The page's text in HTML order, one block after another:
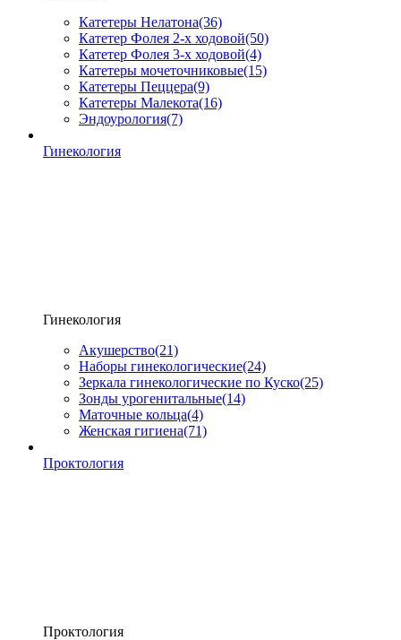
Катетеры Нелатона(36)
Катетер Фолея 2-х ходовой(50)
Катетер Фолея 3-х ходовой(4)
Катетеры мочеточниковые(15)
Катетеры Пеццера(9)
Катетеры Малекота(16)
Эндоурология(7)
Гинекология
Гинекология
Акушерство(21)
Наборы гинекологические(24)
Зеркала гинекологические по Куско(25)
Зонды урогенитальные(14)
Маточные кольца(4)
Женская гигиена(71)
Проктология
Проктология